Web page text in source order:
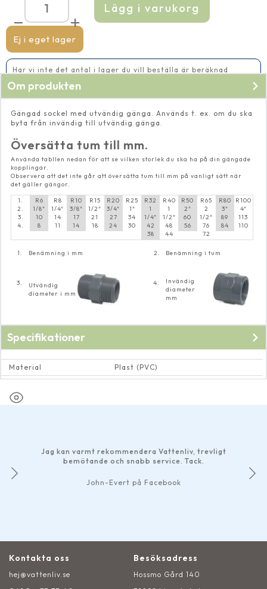
Ej i eget lager
Sockel
PVC
UTV
gänga
mängd
Lägg i varukorg
Har vi inte det antal i lager du vill beställa är beräknad
Om produkten
Gängad sockel med utvändig gänga. Används t. ex. om du ska
byta från invändig till utvändig gänga.
Översätta tum till mm.
Använda tabllen nedan för att se vilken storlek du ska ha på din gängade
kopplingar.
Observera att det inte går att översätta tum till mm på vanligt sätt när
det gäller gängor.
1.
2.
3.
4.
R6
1/8"
10
8
R8
1/4"
14
11
R10
3/8"
17
14
R15
1/2"
21
18
R20
3/4"
27
24
R25
1"
34
30
R32
1
1/4"
42
38
R40
1
1/2"
48
44
R50
2"
60
56
R65
2
1/2"
76
72
R80
3"
89
84
R100
4"
113
110
1. Benämning i mm 2. Benämning i tum
3.
Utvändig
diameter i mm
4.
Invändig
diameter
mm
Specifikationer
Material
Plast (PVC)
Jag kan varmt rekommendera Vattenliv, trevligt
bemötande och snabb service. Tack.
John-Evert på Facebook
Kontakta oss
hej@vattenliv.se
Besöksadress
Hossmo Gård 140